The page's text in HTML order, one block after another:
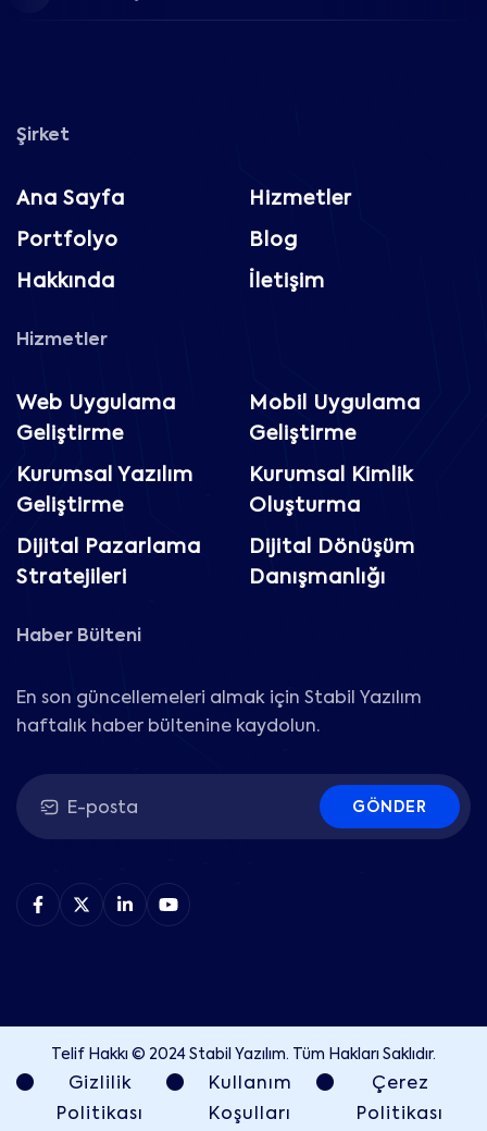
Şirket
Ana Sayfa Hizmetler
Portfolyo Blog
Hakkında İletişim
Hizmetler
Web Uygulama
Geliştirme
Mobil Uygulama
Geliştirme
Kurumsal Yazılım
Geliştirme
Kurumsal Kimlik
Oluşturma
Dijital Pazarlama
Stratejileri
Dijital Dönüşüm
Danışmanlığı
Haber Bülteni
En son güncellemeleri almak için Stabil Yazılım
haftalık haber bültenine kaydolun.
GÖNDER
Telif Hakkı © 2024 Stabil Yazılım. Tüm Hakları Saklıdır.
Gizlilik
Politikası
Kullanım
Koşulları
Çerez
Politikası